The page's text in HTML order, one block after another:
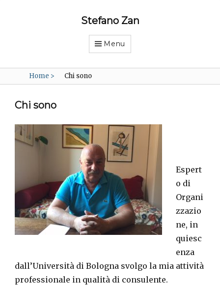
Stefano Zan
Menu
Home > Chi sono
Chi sono
Espert
o di
Organi
zzazio
ne, in
quiesc
enza
dall’Università di Bologna svolgo la mia attività
professionale in qualità di consulente.